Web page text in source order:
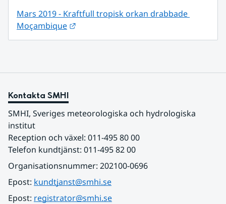
Mars 2019 - Kraftfull tropisk orkan drabbade
Moçambique
Kontakta SMHI
SMHI, Sveriges meteorologiska och hydrologiska
institut
Reception och växel: 011-495 80 00
Telefon kundtjänst: 011-495 82 00
Organisationsnummer: 202100-0696
Epost: kundtjanst@smhi.se
Epost: registrator@smhi.se